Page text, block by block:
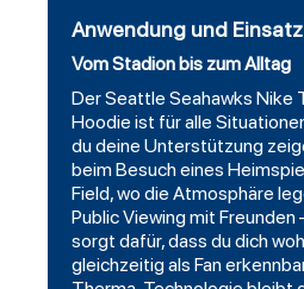
Anwendung und Einsatz
Vom Stadion bis zum Alltag
Der Seattle Seahawks Nike
Hoodie ist für alle
du deine Unterstützung
beim Besuch eines
Field, wo die Atmosphäre
Public Viewing mit Freunden
sorgt dafür, dass du dich
gleichzeitig als Fan